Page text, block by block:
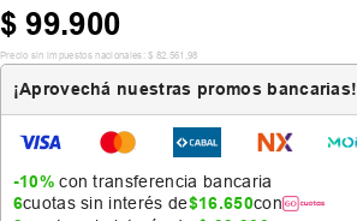
$ 99.900
Precio sin impuestos nacionales: $ 82.561 ,98
¡Aprovechá nuestras promos bancarias!
-10%con transferencia bancaria
6cuotas sin interés de$16.650con